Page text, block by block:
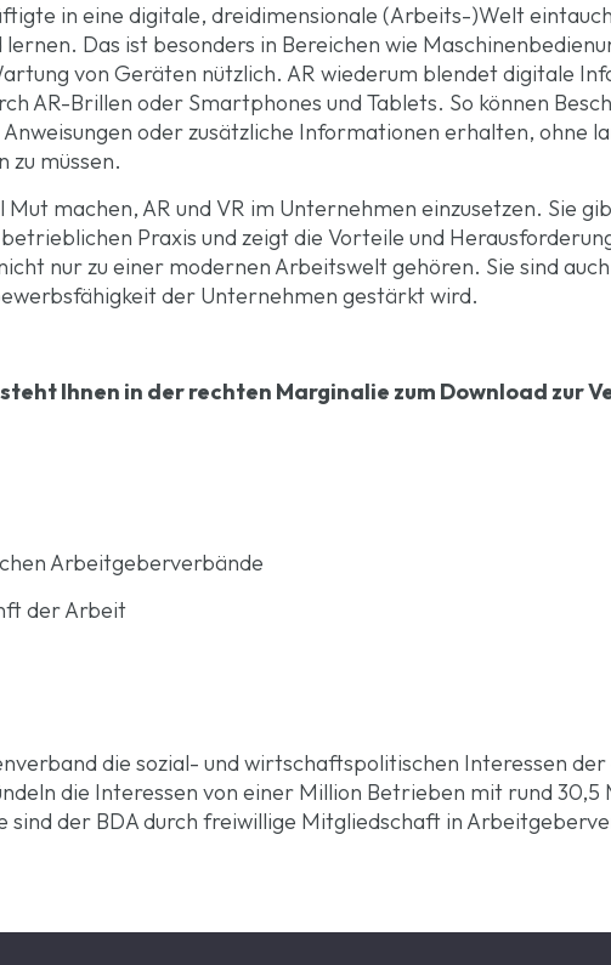
in eine digitale, dreidimensionale (Arbeits-)Welt
Das ist besonders in Bereichen wie
von Geräten nützlich. AR wiederum blendet digitale
AR-Brillen oder Smartphones und Tablets. So können
oder zusätzliche Informationen erhalten, ohne
zu müssen.
Mut machen, AR und VR im Unternehmen einzusetzen. Sie
Praxis und zeigt die Vorteile und
nur zu einer modernen Arbeitswelt gehören. Sie sind
der Unternehmen gestärkt wird.
Ihnen in der rechten Marginalie zum Download zur
Arbeitgeberverbände
der Arbeit
die sozial- und wirtschaftspolitischen Interessen
die Interessen von einer Million Betrieben mit rund 30,5
sind der BDA durch freiwillige Mitgliedschaft in